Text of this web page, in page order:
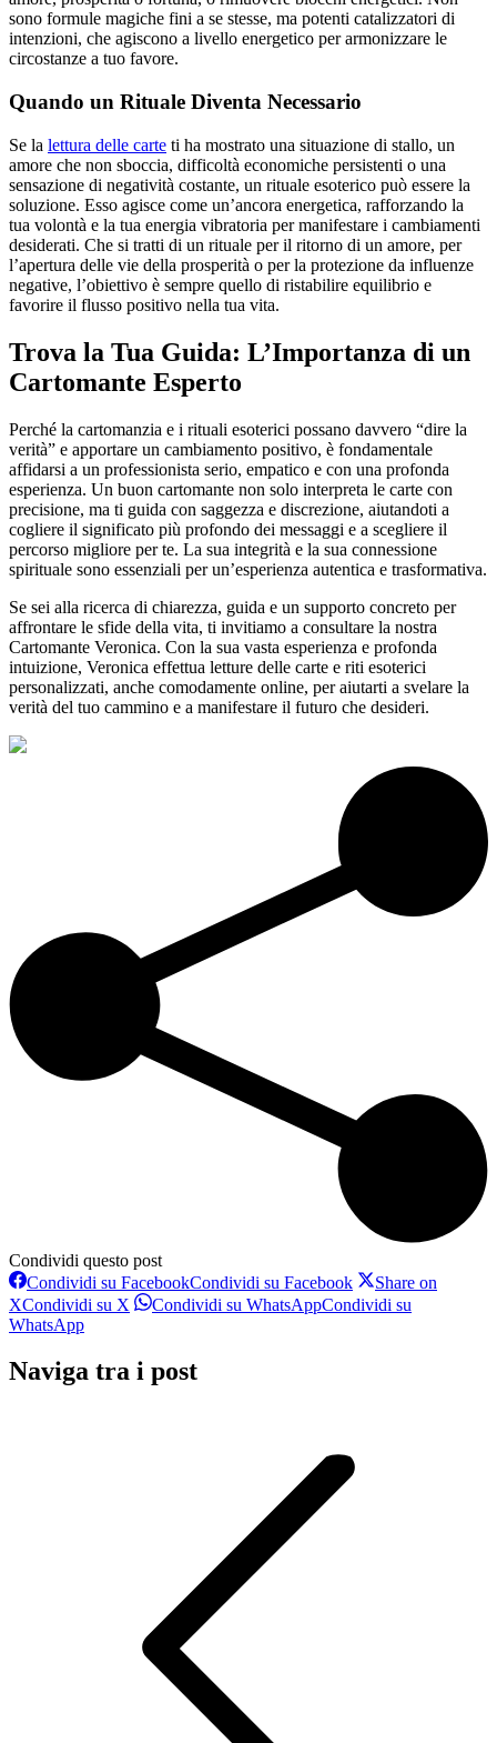
sono formule magiche fini a se stesse, ma potenti catalizzatori di
intenzioni, che agiscono a livello energetico per armonizzare le
circostanze a tuo favore.
Quando un Rituale Diventa Necessario
Se la lettura delle carte ti ha mostrato una situazione di stallo, un
amore che non sboccia, difficoltà economiche persistenti o una
sensazione di negatività costante, un rituale esoterico può essere la
soluzione. Esso agisce come un’ancora energetica, rafforzando la
tua volontà e la tua energia vibratoria per manifestare i cambiamenti
desiderati. Che si tratti di un rituale per il ritorno di un amore, per
l’apertura delle vie della prosperità o per la protezione da influenze
negative, l’obiettivo è sempre quello di ristabilire equilibrio e
favorire il flusso positivo nella tua vita.
Trova la Tua Guida: L’Importanza di un
Cartomante Esperto
Perché la cartomanzia e i rituali esoterici possano davvero “dire la
verità” e apportare un cambiamento positivo, è fondamentale
affidarsi a un professionista serio, empatico e con una profonda
esperienza. Un buon cartomante non solo interpreta le carte con
precisione, ma ti guida con saggezza e discrezione, aiutandoti a
cogliere il significato più profondo dei messaggi e a scegliere il
percorso migliore per te. La sua integrità e la sua connessione
spirituale sono essenziali per un’esperienza autentica e trasformativa.
Se sei alla ricerca di chiarezza, guida e un supporto concreto per
affrontare le sfide della vita, ti invitiamo a consultare la nostra
Cartomante Veronica. Con la sua vasta esperienza e profonda
intuizione, Veronica effettua letture delle carte e riti esoterici
personalizzati, anche comodamente online, per aiutarti a svelare la
verità del tuo cammino e a manifestare il futuro che desideri.
Condividi questo post
Condividi su FacebookCondividi su Facebook
Share on
XCondividi su X Condividi su WhatsAppCondividi su
WhatsApp
Naviga tra i post